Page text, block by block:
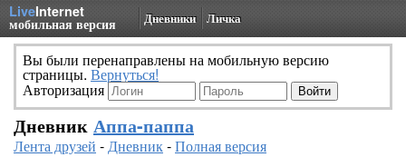
LiveInternet
мобильная версия Дневники Личка
Вы были перенаправлены на мобильную версию
страницы. Вернуться!
Авторизация
Дневник Аппа-паппа
Лента друзей -Дневник-Полная версия